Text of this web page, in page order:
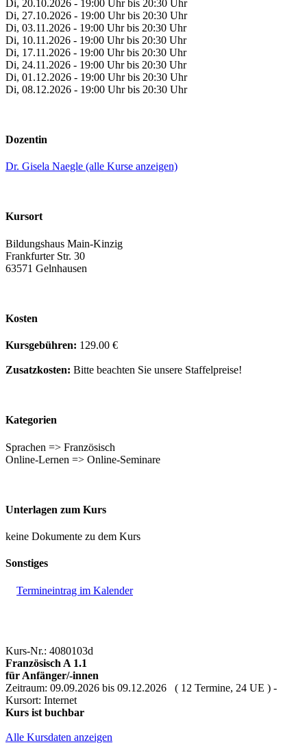
Di, 20.10.2026 - 19:00 Uhr bis 20:30 Uhr
Di, 27.10.2026 - 19:00 Uhr bis 20:30 Uhr
Di, 03.11.2026 - 19:00 Uhr bis 20:30 Uhr
Di, 10.11.2026 - 19:00 Uhr bis 20:30 Uhr
Di, 17.11.2026 - 19:00 Uhr bis 20:30 Uhr
Di, 24.11.2026 - 19:00 Uhr bis 20:30 Uhr
Di, 01.12.2026 - 19:00 Uhr bis 20:30 Uhr
Di, 08.12.2026 - 19:00 Uhr bis 20:30 Uhr
Dozentin
Dr. Gisela Naegle (alle Kurse anzeigen)
Kursort
Bildungshaus Main-Kinzig
Frankfurter Str. 30
63571 Gelnhausen
Kosten
Kursgebühren: 129.00 €
Zusatzkosten: Bitte beachten Sie unsere Staffelpreise!
Kategorien
Sprachen => Französisch
Online-Lernen => Online-Seminare
Unterlagen zum Kurs
keine Dokumente zu dem Kurs
Sonstiges
Termineintrag im Kalender
Kurs-Nr.: 4080103d
Französisch A 1.1
für Anfänger/-innen
Zeitraum: 09.09.2026 bis 09.12.2026 ( 12 Termine, 24 UE ) -
Kursort: Internet
Kurs ist buchbar
Alle Kursdaten anzeigen